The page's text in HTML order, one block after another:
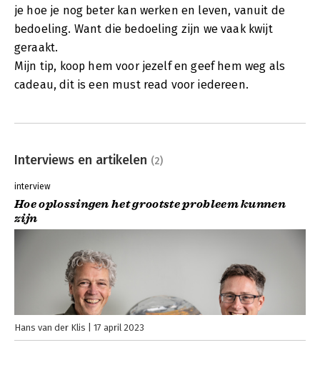
je hoe je nog beter kan werken en leven, vanuit de
bedoeling. Want die bedoeling zijn we vaak kwijt
geraakt.
Mijn tip, koop hem voor jezelf en geef hem weg als
cadeau, dit is een must read voor iedereen.
Interviews en artikelen (2)
interview
Hoe oplossingen het grootste probleem kunnen
zijn
Hans van der Klis 17 april 2023